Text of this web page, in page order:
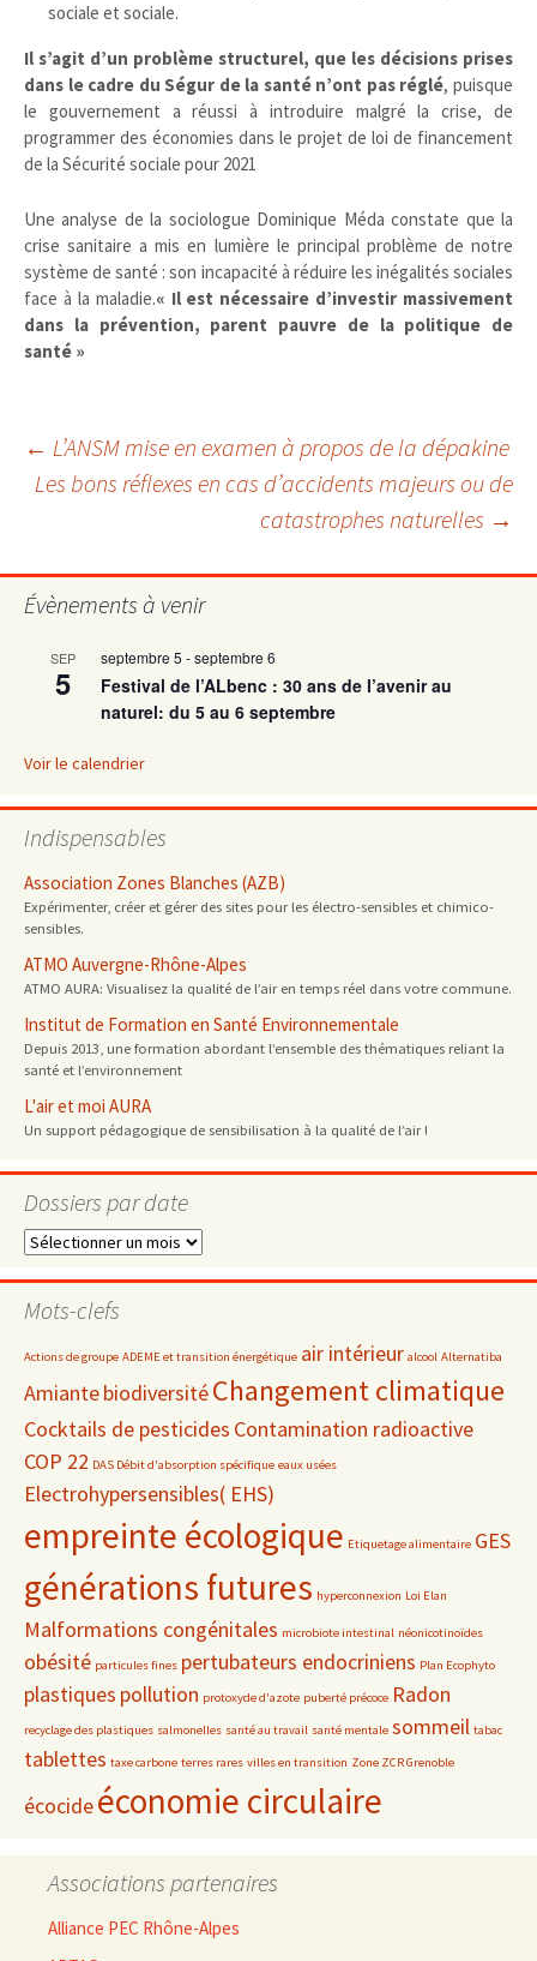
sociale et sociale.
Il s’agit d’un problème structurel, que les décisions prises
dans le cadre du Ségur de la santé n’ont pas réglé, puisque
le gouvernement a réussi à introduire malgré la crise, de
programmer des économies dans le projet de loi de financement
de la Sécurité sociale pour 2021
Une analyse de la sociologue Dominique Méda constate que la
crise sanitaire a mis en lumière le principal problème de notre
système de santé : son incapacité à réduire les inégalités sociales
face à la maladie.« Il est nécessaire d’investir massivement
dans la prévention, parent pauvre de la politique de
santé »
Navigation
articles
← L’ANSM mise en examen à propos de la dépakine
Les bons réflexes en cas d’accidents majeurs ou de
catastrophes naturelles →
Évènements à venir
SEP
5
septembre 5 -septembre 6
Festival de l’ALbenc : 30 ans de l’avenir au
naturel: du 5 au 6 septembre
Voir le calendrier
Indispensables
Association Zones Blanches (AZB)
Expérimenter, créer et gérer des sites pour les électro-sensibles et chimico-
sensibles.
ATMO Auvergne-Rhône-Alpes
ATMO AURA: Visualisez la qualité de l’air en temps réel dans votre commune.
Institut de Formation en Santé Environnementale
Depuis 2013, une formation abordant l’ensemble des thématiques reliant la
santé et l’environnement
L'air et moi AURA
Un support pédagogique de sensibilisation à la qualité de l’air !
Dossiers par date
Dossiers
date
Mots-clefs
Actions de groupe ADEME et transition énergétique air intérieur alcool Alternatiba
AmiantebiodiversitéChangement climatique
Cocktails de pesticides Contamination radioactive
COP 22 DAS Débit d'absorption spécifique eaux usées
Electrohypersensibles( EHS)
empreinte écologique Etiquetage alimentaire GES
générations futures hyperconnexion Loi Elan
Malformations congénitales microbiote intestinal néonicotinoïdes
obésité particules fines pertubateurs endocriniens Plan Ecophyto
plastiques pollution protoxyde d'azote puberté précoce Radon
recyclage des plastiques salmonelles santé au travail santé mentale sommeil tabac
tablettes taxe carbone terres rares villes en transition Zone ZCR Grenoble
écocideéconomie circulaire
Associations partenaires
Alliance PEC Rhône-Alpes